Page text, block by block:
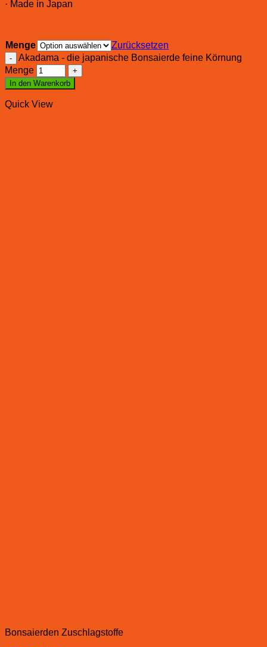
· Made in Japan
Menge
Zurücksetzen
Akadama - die japanische Bonsaierde feine Körnung
Menge
In den Warenkorb
Quick View
Bonsaierden Zuschlagstoffe